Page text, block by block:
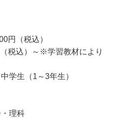
円（税込）
税込）～※学習教材により
学生（1～3年生）
理科